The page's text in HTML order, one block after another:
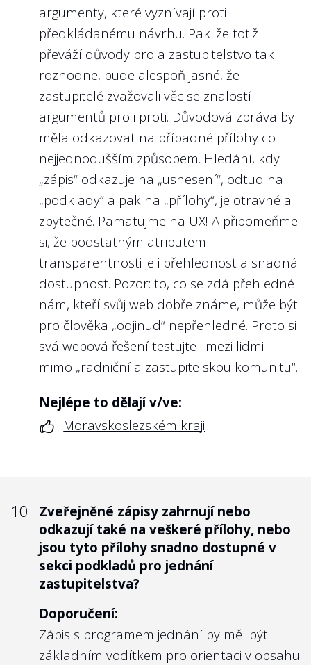
argumenty, které vyznívají proti
předkládanému návrhu. Pakliže totiž
převáží důvody pro a zastupitelstvo tak
rozhodne, bude alespoň jasné, že
zastupitelé zvažovali věc se znalostí
argumentů pro i proti. Důvodová zpráva by
měla odkazovat na případné přílohy co
nejjednodušším způsobem. Hledání, kdy
„zápis“ odkazuje na „usnesení“, odtud na
„podklady“ a pak na „přílohy“, je otravné a
zbytečné. Pamatujme na UX! A připomeňme
si, že podstatným atributem
transparentnosti je i přehlednost a snadná
dostupnost. Pozor: to, co se zdá přehledné
nám, kteří svůj web dobře známe, může být
pro člověka „odjinud“ nepřehledné. Proto si
svá webová řešení testujte i mezi lidmi
mimo „radniční a zastupitelskou komunitu“.
Nejlépe to dělají v/ve:
Moravskoslezském kraji
10
Zveřejněné zápisy zahrnují nebo
odkazují také na veškeré přílohy, nebo
jsou tyto přílohy snadno dostupné v
sekci podkladů pro jednání
zastupitelstva?
Doporučení:
Zápis s programem jednání by měl být
základním vodítkem pro orientaci v obsahu